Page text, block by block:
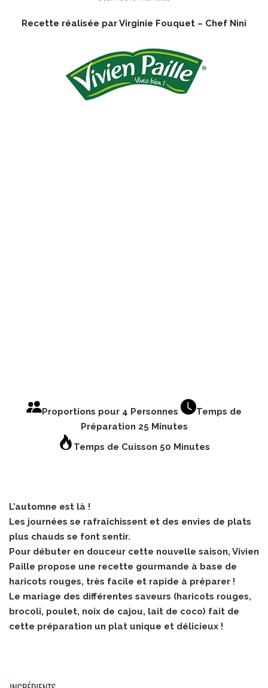
Recette réalisée parVirginie Fouquet – Chef Nini
Proportions pour 4 Personnes
Temps de
Préparation 25 Minutes
Temps de Cuisson 50 Minutes
L’automne est là !
Les journées se rafraîchissent et des envies de plats
plus chauds se font sentir.
Pour débuter en douceur cette nouvelle saison, Vivien
Paille propose une recette gourmande à base de
haricots rouges, très facile et rapide à préparer !
Le mariage des différentes saveurs (haricots rouges,
brocoli, poulet, noix de cajou, lait de coco) fait de
cette préparation un plat unique et délicieux !